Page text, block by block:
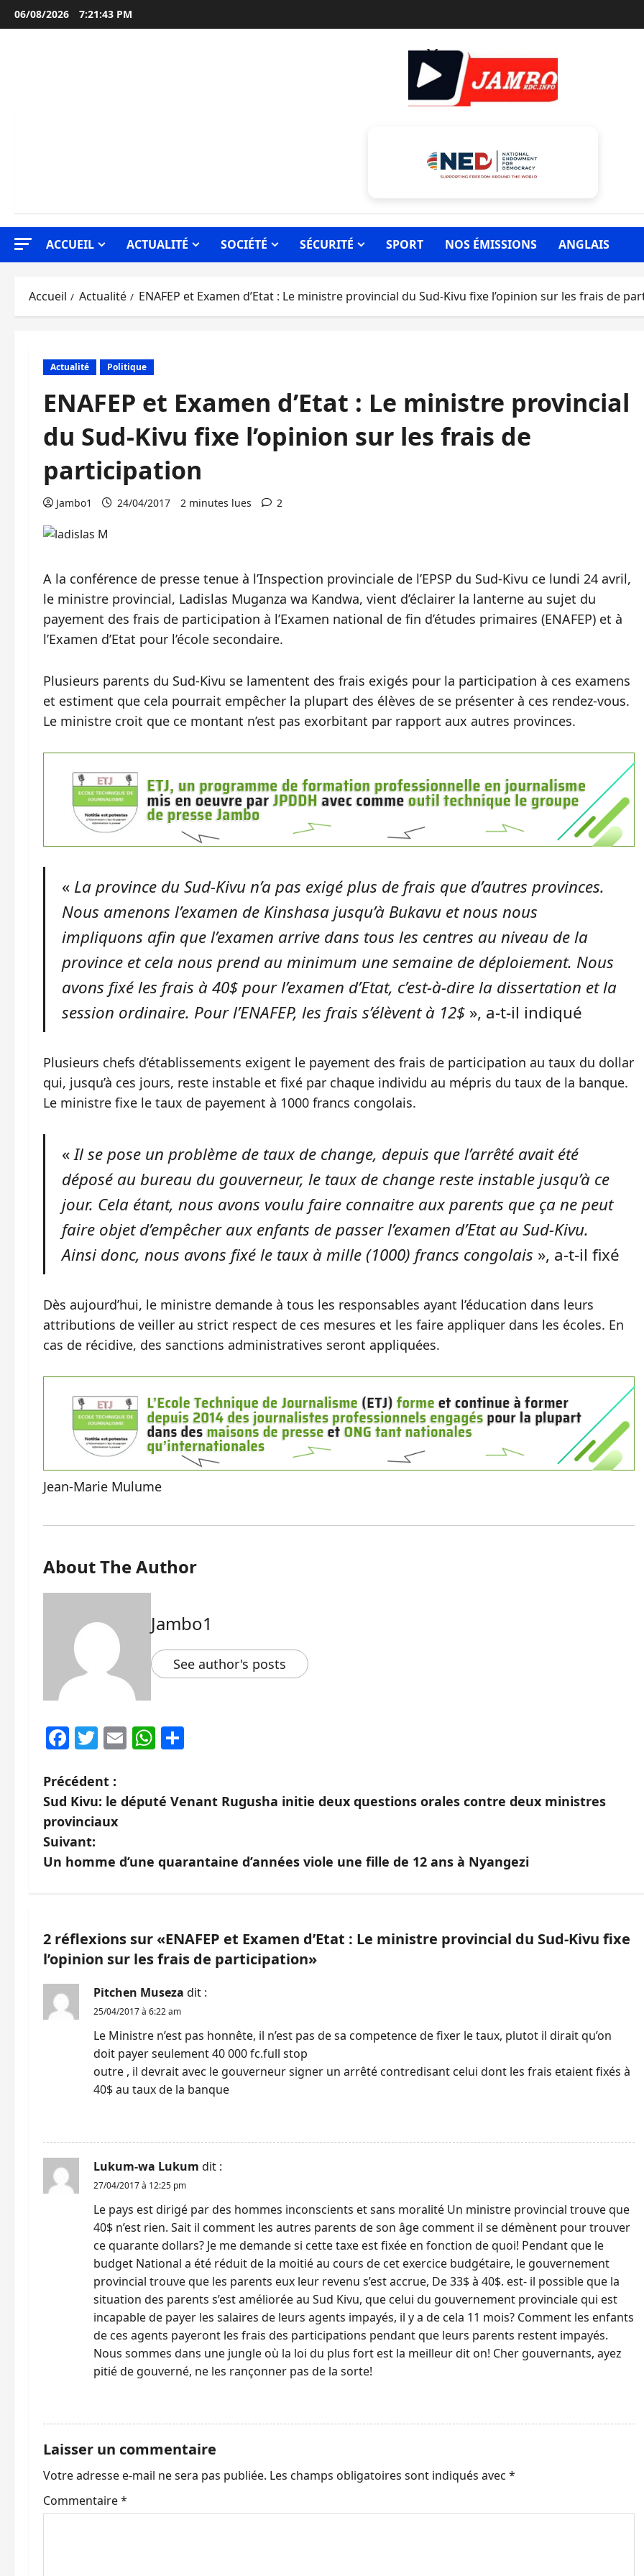
Aller
au
06/08/2026 7:21:44 PM
ACCUEIL ACTUALITÉ SOCIÉTÉ SÉCURITÉ SPORT NOS ÉMISSIONS ANGLAIS
Accueil Actualité ENAFEP et Examen d’Etat : Le ministre provincial du Sud-Kivu fixe l’opinion sur les frais de
Actualité Politique
ENAFEP et Examen d’Etat : Le ministre provincial
du Sud-Kivu fixe l’opinion sur les frais de
participation
Jambo1 24/04/2017 2 minutes lues 2
A la conférence de presse tenue à l’Inspection provinciale de l’EPSP du Sud-Kivu ce lundi 24 avril,
le ministre provincial, Ladislas Muganza wa Kandwa, vient d’éclairer la lanterne au sujet du
payement des frais de participation à l’Examen national de fin d’études primaires (ENAFEP) et à
l’Examen d’Etat pour l’école secondaire.
Plusieurs parents du Sud-Kivu se lamentent des frais exigés pour la participation à ces examens
et estiment que cela pourrait empêcher la plupart des élèves de se présenter à ces rendez-vous.
Le ministre croit que ce montant n’est pas exorbitant par rapport aux autres provinces.
« La province du Sud-Kivu n’a pas exigé plus de frais que d’autres provinces.
Nous amenons l’examen de Kinshasa jusqu’à Bukavu et nous nous
impliquons afin que l’examen arrive dans tous les centres au niveau de la
province et cela nous prend au minimum une semaine de déploiement. Nous
avons fixé les frais à 40$ pour l’examen d’Etat, c’est-à-dire la dissertation et la
session ordinaire. Pour l’ENAFEP, les frais s’élèvent à 12$», a-t-il indiqué
Plusieurs chefs d’établissements exigent le payement des frais de participation au taux du dollar
qui, jusqu’à ces jours, reste instable et fixé par chaque individu au mépris du taux de la banque.
Le ministre fixe le taux de payement à 1000 francs congolais.
«Il se pose un problème de taux de change, depuis que l’arrêté avait été
déposé au bureau du gouverneur, le taux de change reste instable jusqu’à ce
jour. Cela étant, nous avons voulu faire connaitre aux parents que ça ne peut
faire objet d’empêcher aux enfants de passer l’examen d’Etat au Sud-Kivu.
Ainsi donc, nous avons fixé le taux à mille (1000) francs congolais », a-t-il fixé
Dès aujourd’hui, le ministre demande à tous les responsables ayant l’éducation dans leurs
attributions de veiller au strict respect de ces mesures et les faire appliquer dans les écoles. En
cas de récidive, des sanctions administratives seront appliquées.
Jean-Marie Mulume
About The Author
Jambo1
See author's posts
Facebook
Twitter
EmailWhatsApp
N
a
v
i
a
t
o
a
Précédent :
Sud Kivu: le député Venant Rugusha initie deux questions orales contre deux ministres
provinciaux
Suivant:
Un homme d’une quarantaine d’années viole une fille de 12 ans à Nyangezi
2 réflexions sur «ENAFEP et Examen d’Etat : Le ministre provincial du Sud-Kivu fixe
l’opinion sur les frais de participation»
Pitchen Museza dit :
25/04/2017 à 6:22 am
Le Ministre n’est pas honnête, il n’est pas de sa competence de fixer le taux, plutot il dirait qu’on
doit payer seulement 40 000 fc.full stop
outre , il devrait avec le gouverneur signer un arrêté contredisant celui dont les frais etaient fixés à
40$ au taux de la banque
Lukum-wa Lukum dit :
27/04/2017 à 12:25 pm
Le pays est dirigé par des hommes inconscients et sans moralité Un ministre provincial trouve que
40$ n’est rien. Sait il comment les autres parents de son âge comment il se démènent pour trouver
ce quarante dollars? Je me demande si cette taxe est fixée en fonction de quoi! Pendant que le
budget National a été réduit de la moitié au cours de cet exercice budgétaire, le gouvernement
provincial trouve que les parents eux leur revenu s’est accrue, De 33$ à 40$. est- il possible que la
situation des parents s’est améliorée au Sud Kivu, que celui du gouvernement provinciale qui est
incapable de payer les salaires de leurs agents impayés, il y a de cela 11 mois? Comment les enfants
de ces agents payeront les frais des participations pendant que leurs parents restent impayés.
Nous sommes dans une jungle où la loi du plus fort est la meilleur dit on! Cher gouvernants, ayez
pitié de gouverné, ne les rançonner pas de la sorte!
Laisser un commentaire
Votre adresse e-mail ne sera pas publiée. Les champs obligatoires sont indiqués avec *
Commentaire*